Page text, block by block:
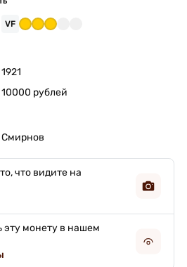
VF
1921
10000 рублей
Смирнов
что видите на
эту монету в нашем